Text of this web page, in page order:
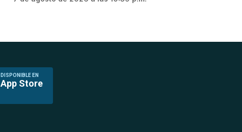
DISPONIBLE EN
App Store